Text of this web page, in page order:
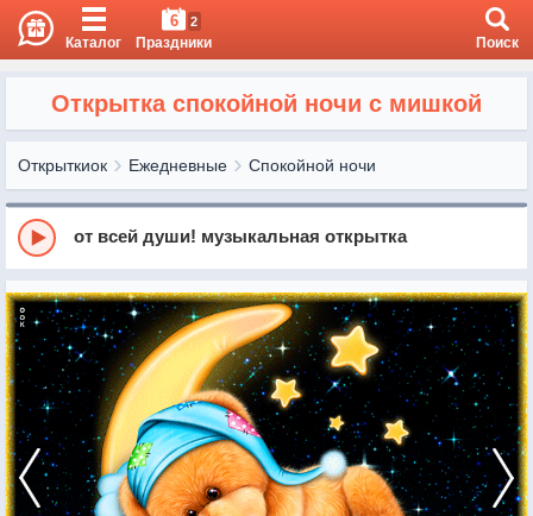
Каталог
6 2
Праздники Поиск
Открытка спокойной ночи с мишкой
Открыткиок Ежедневные Спокойной ночи
от всей души! музыкальная открытка